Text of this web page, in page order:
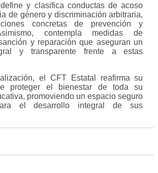
y clasifica conductas de acoso
de género y discriminación arbitraria,
concretas de prevención y
contempla medidas de
y reparación que aseguran un
y transparente frente a estas
el CFT Estatal reafirma su
proteger el bienestar de toda su
promoviendo un espacio seguro
el desarrollo integral de sus